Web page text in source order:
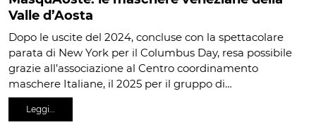
Valle d’Aosta
Dopo le uscite del 2024, concluse con la spettacolare
parata di New York per il Columbus Day, resa possibile
grazie all’associazione al Centro coordinamento
maschere Italiane, il 2025 per il gruppo di…
Leggi…